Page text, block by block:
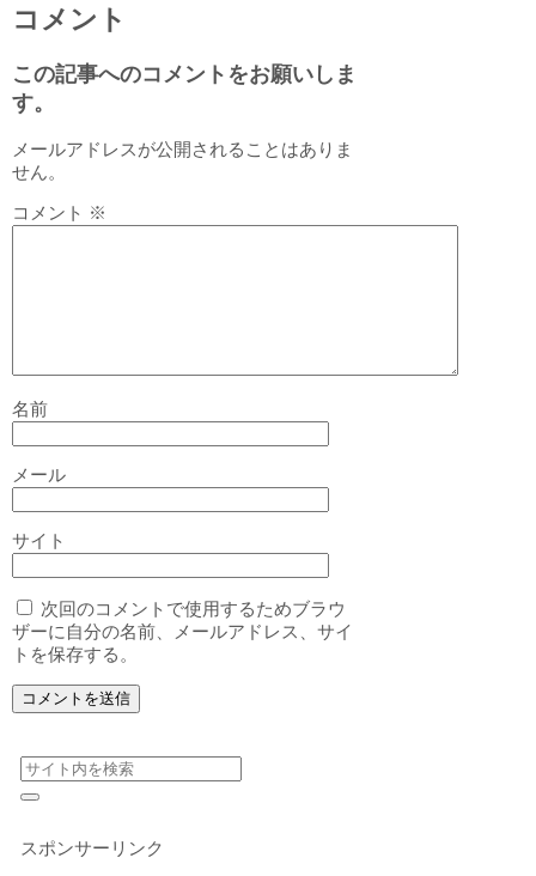
コメント
この記事へのコメントをお願いしま
す。
メールアドレスが公開されることはありま
せん。
コメント ※
名前
メール
サイト
次回のコメントで使用するためブラウ
ザーに自分の名前、メールアドレス、サイ
トを保存する。
スポンサーリンク